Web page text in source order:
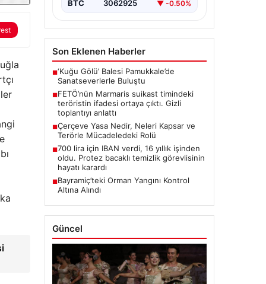
BTC 3062925 ▼ -0.50%
Son Eklenen Haberler
■‘Kuğu Gölü’ Balesi Pamukkale’de
Sanatseverlerle Buluştu
■FETÖ’nün Marmaris suikast timindeki
teröristin ifadesi ortaya çıktı. Gizli
toplantıyı anlattı
■Çerçeve Yasa Nedir, Neleri Kapsar ve
Terörle Mücadeledeki Rolü
■700 lira için IBAN verdi, 16 yıllık işinden
oldu. Protez bacaklı temizlik görevlisinin
hayatı karardı
■Bayramiç’teki Orman Yangını Kontrol
Altına Alındı
Güncel